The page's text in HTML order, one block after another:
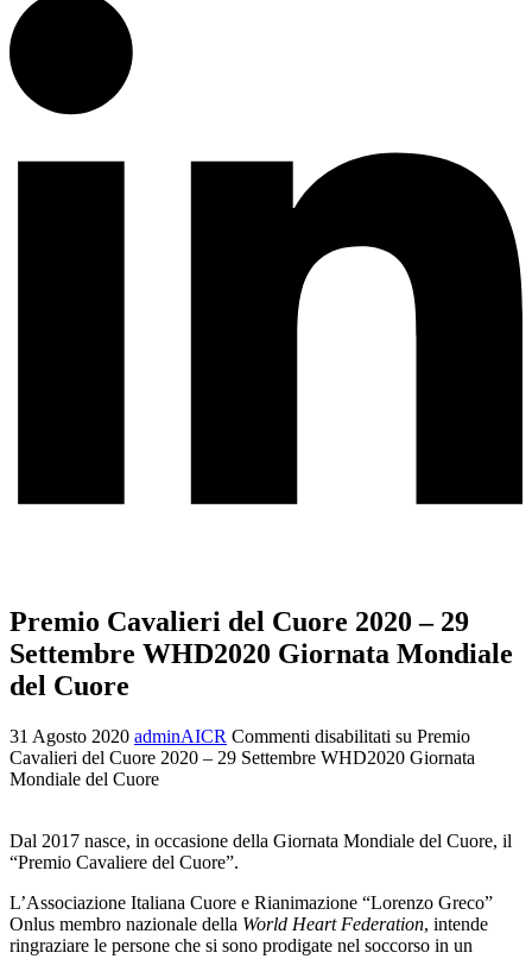
Premio Cavalieri del Cuore 2020 – 29
Settembre WHD2020 Giornata Mondiale
del Cuore
31 Agosto 2020 adminAICR Commenti disabilitati su Premio
Cavalieri del Cuore 2020 – 29 Settembre WHD2020 Giornata
Mondiale del Cuore
Dal 2017 nasce, in occasione della Giornata Mondiale del Cuore, il
“Premio Cavaliere del Cuore”.
L’Associazione Italiana Cuore e Rianimazione “Lorenzo Greco”
Onlus membro nazionale della World Heart Federation, intende
ringraziare le persone che si sono prodigate nel soccorso in un